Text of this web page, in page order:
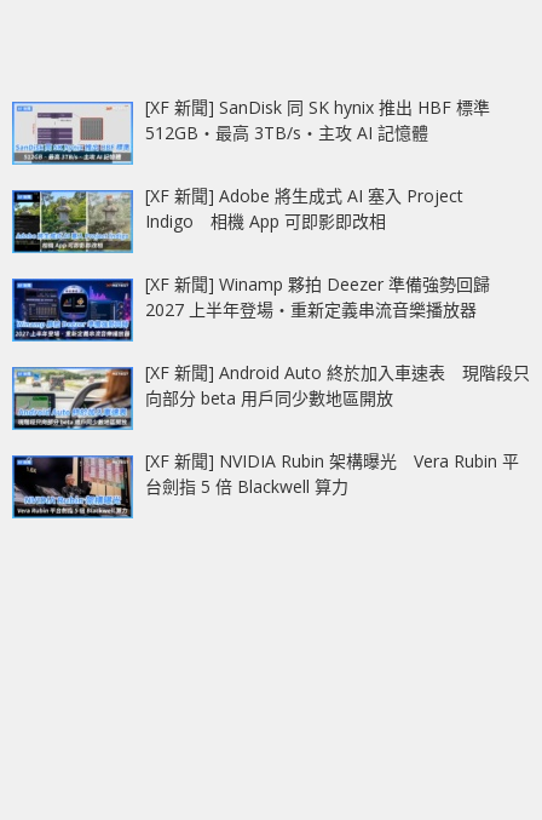
[XF 新聞] SanDisk 同 SK hynix 推出 HBF 標準
512GB‧最高 3TB/s‧主攻 AI 記憶體
[XF 新聞] Adobe 將生成式 AI 塞入 Project
Indigo 相機 App 可即影即改相
[XF 新聞] Winamp 夥拍 Deezer 準備強勢回歸
2027 上半年登場‧重新定義串流音樂播放器
[XF 新聞] Android Auto 終於加入車速表 現階段只
向部分 beta 用戶同少數地區開放
[XF 新聞] NVIDIA Rubin 架構曝光 Vera Rubin 平
台劍指 5 倍 Blackwell 算力